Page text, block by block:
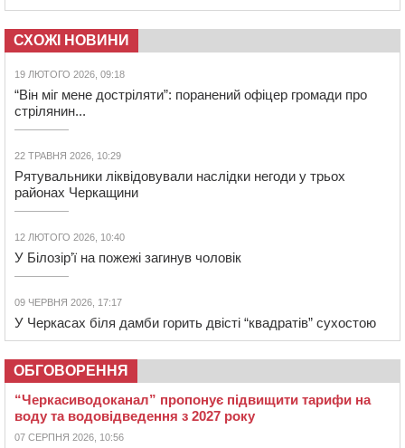
СХОЖІ НОВИНИ
19 ЛЮТОГО 2026, 09:18
“Він міг мене достріляти”: поранений офіцер громади про
стрілянин...
22 ТРАВНЯ 2026, 10:29
Рятувальники ліквідовували наслідки негоди у трьох
районах Черкащини
12 ЛЮТОГО 2026, 10:40
У Білозір’ї на пожежі загинув чоловік
09 ЧЕРВНЯ 2026, 17:17
У Черкасах біля дамби горить двісті “квадратів” сухостою
ОБГОВОРЕННЯ
“Черкасиводоканал” пропонує підвищити тарифи на
воду та водовідведення з 2027 року
07 СЕРПНЯ 2026, 10:56